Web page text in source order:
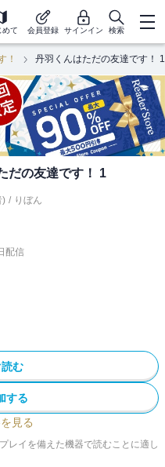
めて 会員登録 サインイン 検索
！ 丹羽くんはただの友達です！ 1
だの友達です！ 1
) / りぼん
配信
む
する
見る
レイを備えた機器で読むことに適し